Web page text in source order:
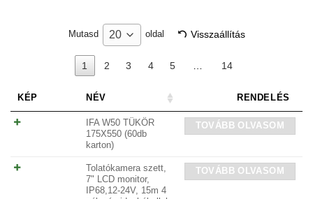
Mutasd 20 oldal Visszaállítás
1 2 3 4 5 14
KÉP NÉV RENDELÉS
IFA W50 TÜKÖR
175X550 (60db
karton)
TOVÁBB OLVASOM
Tolatókamera szett,
7" LCD monitor,
IP68,12-24V, 15m 4
TOVÁBB OLVASOM